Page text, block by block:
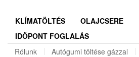
REGISZTRÁCIÓ
KLÍMATÖLTÉS
OLAJCSERE
IDŐPONT FOGLALÁS
Rólunk
Autógumi töltése gázzal